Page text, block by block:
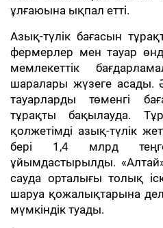
ұлғаюына ықпал етті.
Азық-түлік бағасын
фермерлер мен тауар
мемлекеттік
шаралары жүзеге асады.
тауарларды төменгі
тұрақты бақылауда.
қолжетімді азық-түлік
бері 1,4 млрд
ұйымдастырылды.
сауда орталығы толық
шаруа қожалықтарына
мүмкіндік туады.